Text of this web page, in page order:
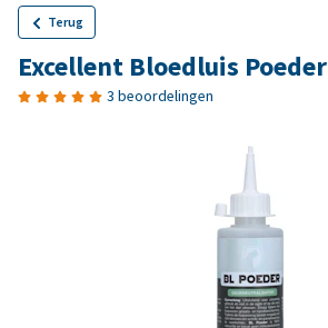
Terug
Excellent Bloedluis Poeder
3 beoordelingen